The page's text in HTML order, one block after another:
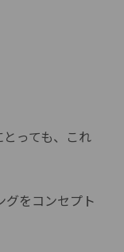
っても、これ
グをコンセプト